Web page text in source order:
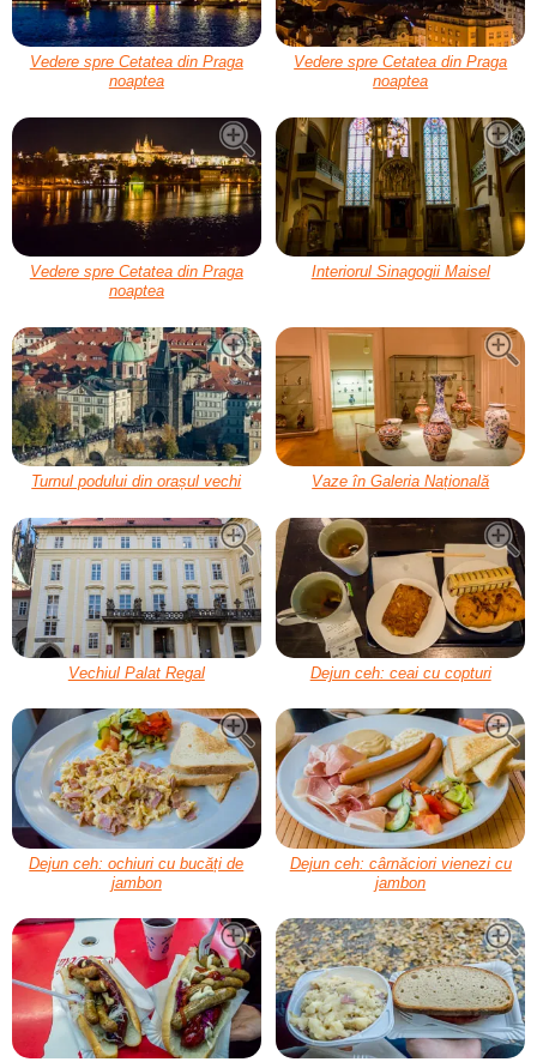
Vedere spre Cetatea din Praga
noaptea
Vedere spre Cetatea din Praga
noaptea
Vedere spre Cetatea din Praga
noaptea
Interiorul Sinagogii Maisel
Turnul podului din orașul vechi Vaze în Galeria Națională
Vechiul Palat Regal Dejun ceh: ceai cu copturi
Dejun ceh: ochiuri cu bucăți de
jambon
Dejun ceh: cârnăciori vienezi cu
jambon